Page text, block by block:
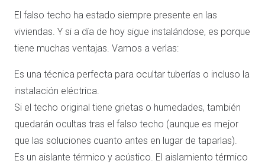
El falso techo ha estado siempre presente en las
viviendas. Y si a día de hoy sigue instalándose, es porque
tiene muchas ventajas. Vamos a verlas:
Es una técnica perfecta para ocultar tuberías o incluso la
instalación eléctrica.
Si el techo original tiene grietas o humedades, también
quedarán ocultas tras el falso techo (aunque es mejor
que las soluciones cuanto antes en lugar de taparlas).
Es un aislante térmico y acústico. El aislamiento térmico